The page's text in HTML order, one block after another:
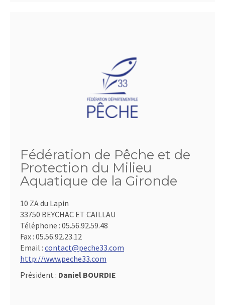
Fédération de Pêche et de
Protection du Milieu
Aquatique de la Gironde
10 ZA du Lapin
33750 BEYCHAC ET CAILLAU
Téléphone : 05.56.92.59.48
Fax : 05.56.92.23.12
Email : contact@peche33.com
http://www.peche33.com
Président : Daniel BOURDIE